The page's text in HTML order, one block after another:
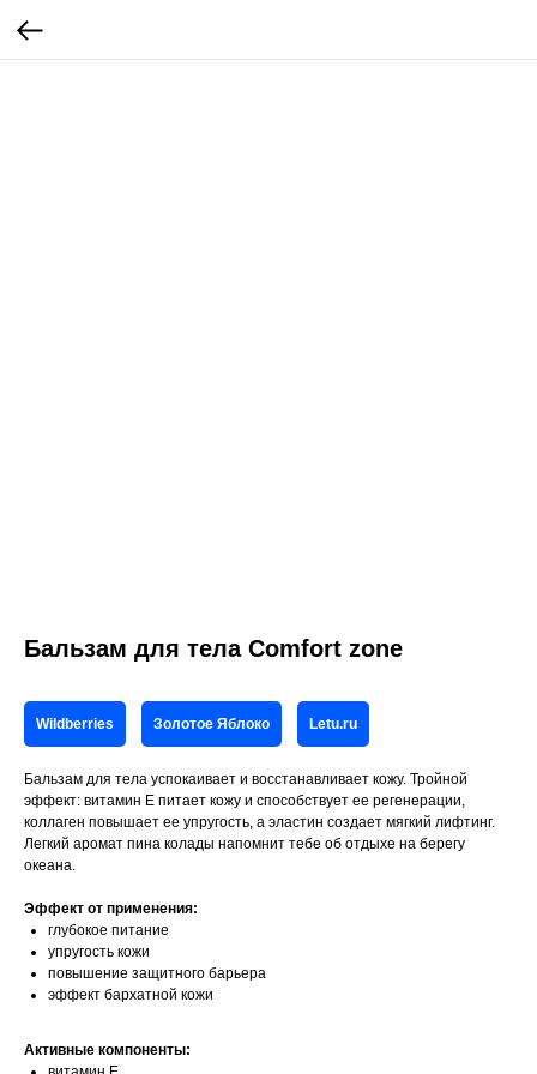
Бальзам для тела Comfort zone
Wildberries Золотое Яблоко Letu.ru
Бальзам для тела успокаивает и восстанавливает кожу. Тройной
эффект: витамин Е питает кожу и способствует ее регенерации,
коллаген повышает ее упругость, а эластин создает мягкий лифтинг.
Легкий аромат пина колады напомнит тебе об отдыхе на берегу
океана.
Эффект от применения:
глубокое питание
упругость кожи
повышение защитного барьера
эффект бархатной кожи
Активные компоненты: